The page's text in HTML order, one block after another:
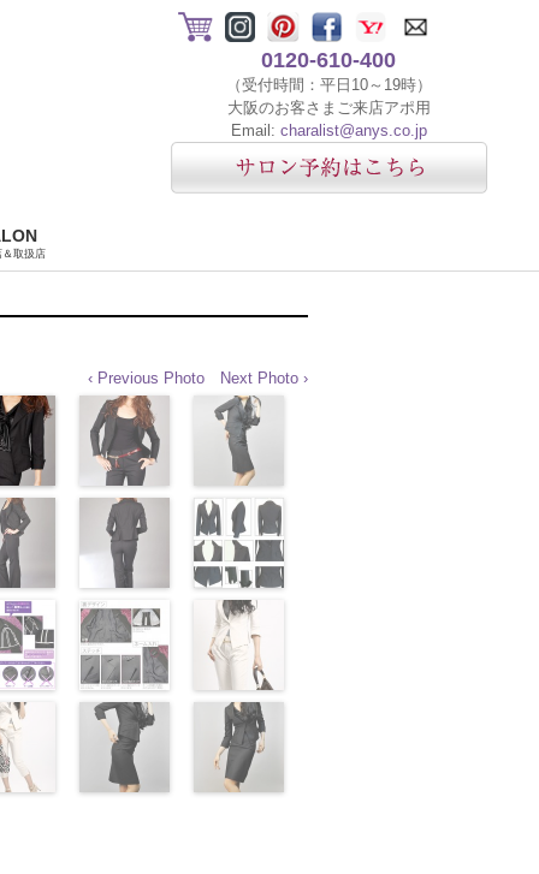
0120-610-400
（受付時間：平日10～19時）
大阪のお客さまご来店アポ用
Email: charalist@anys.co.jp
＆取扱店
‹ Previous Photo Next Photo ›